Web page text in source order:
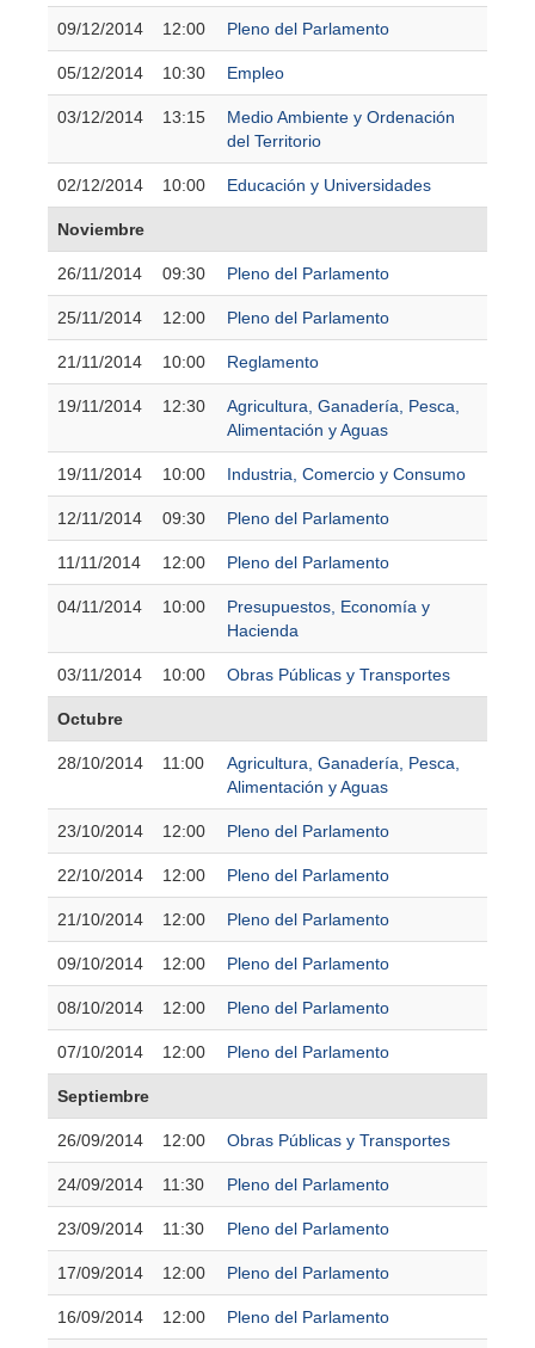
09/12/2014 12:00 Pleno del Parlamento
05/12/2014 10:30 Empleo
03/12/2014 13:15
Medio Ambiente y Ordenación
del Territorio
02/12/2014 10:00 Educación y Universidades
Noviembre
26/11/2014 09:30 Pleno del Parlamento
25/11/2014 12:00 Pleno del Parlamento
21/11/2014 10:00 Reglamento
19/11/2014 12:30
Agricultura, Ganadería, Pesca,
Alimentación y Aguas
19/11/2014 10:00 Industria, Comercio y Consumo
12/11/2014 09:30 Pleno del Parlamento
11/11/2014 12:00 Pleno del Parlamento
04/11/2014 10:00
Presupuestos, Economía y
Hacienda
03/11/2014 10:00 Obras Públicas y Transportes
Octubre
28/10/2014 11:00
Agricultura, Ganadería, Pesca,
Alimentación y Aguas
23/10/2014 12:00 Pleno del Parlamento
22/10/2014 12:00 Pleno del Parlamento
21/10/2014 12:00 Pleno del Parlamento
09/10/2014 12:00 Pleno del Parlamento
08/10/2014 12:00 Pleno del Parlamento
07/10/2014 12:00 Pleno del Parlamento
Septiembre
26/09/2014 12:00 Obras Públicas y Transportes
24/09/2014 11:30 Pleno del Parlamento
23/09/2014 11:30 Pleno del Parlamento
17/09/2014 12:00 Pleno del Parlamento
16/09/2014 12:00 Pleno del Parlamento